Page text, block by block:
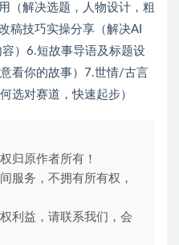
（解决选题，人物设计，粗
稿技巧实操分享（解决AI
）6.短故事导语及标题设
看你的故事）7.世情/古言
选对赛道，快速起步）
归原作者所有！
服务，不拥有所有权，
利益，请联系我们，会